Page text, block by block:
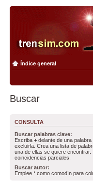
Índice general
Buscar
CONSULTA
Buscar palabras clave:
Escriba + delante de una
excluirla. Crea una lista de
una de ellas se quiere encontrar.
coincidencias parciales.
Buscar autor:
Emplee * como comodín para